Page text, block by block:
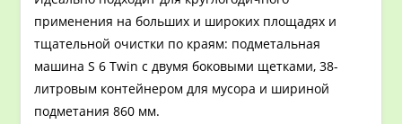
применения на больших и широких площадях и
тщательной очистки по краям: подметальная
машина S 6 Twin с двумя боковыми щетками, 38-
литровым контейнером для мусора и шириной
подметания 860 мм.